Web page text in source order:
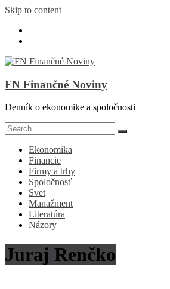
Skip to content
FN Finančné Noviny
Denník o ekonomike a spoločnosti
Ekonomika
Financie
Firmy a trhy
Spoločnosť
Svet
Manažment
Literatúra
Názory
Juraj Renčko